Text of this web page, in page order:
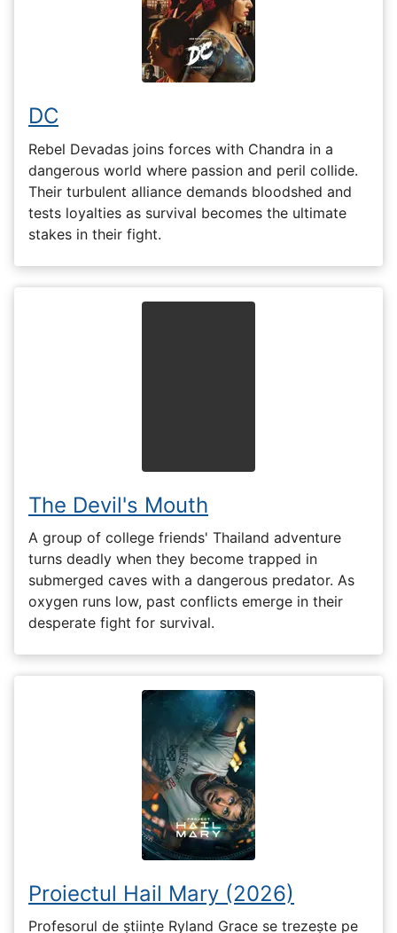
DC
Rebel Devadas joins forces with Chandra in a
dangerous world where passion and peril collide.
Their turbulent alliance demands bloodshed and
tests loyalties as survival becomes the ultimate
stakes in their fight.
The Devil's Mouth
A group of college friends' Thailand adventure
turns deadly when they become trapped in
submerged caves with a dangerous predator. As
oxygen runs low, past conflicts emerge in their
desperate fight for survival.
Proiectul Hail Mary (2026)
Profesorul de științe Ryland Grace se trezește pe